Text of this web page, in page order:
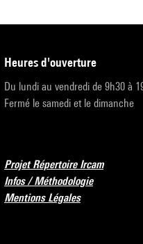
heures d'ouverture
Du lundi au vendredi de 9h30 à
Fermé le samedi et le dimanche
Projet Répertoire Ircam
Infos / Méthodologie
Mentions Légales